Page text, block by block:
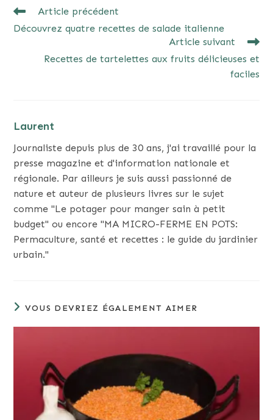
READ
ARTICLES
Article précédent
Découvrez quatre recettes de salade italienne
Article suivant
Recettes de tartelettes aux fruits délicieuses et
faciles
Laurent
Journaliste depuis plus de 30 ans, j'ai travaillé pour la
presse magazine et d'information nationale et
régionale. Par ailleurs je suis aussi passionné de
nature et auteur de plusieurs livres sur le sujet
comme "Le potager pour manger sain à petit
budget" ou encore "MA MICRO-FERME EN POTS:
Permaculture, santé et recettes : le guide du jardinier
urbain."
VOUS DEVRIEZ ÉGALEMENT AIMER